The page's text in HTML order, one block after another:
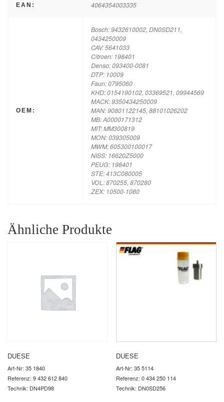
EAN: 4064354003335
OEM:
Bosch: 9432610002, DN0SD211,
0434250009
CAV: 5641033
Citroen: 198401
Denso: 093400-0081
DTP: 10009
Faun: 0795060
KHD: 0154190102, 03369521, 09944569
MACK: 9350434250009
MAN: 90801122145, 88101026202
MB: A0000171312
MIT: MM300819
MON: 039305009
MWM: 605300100017
NISS: 16620Z5000
PEUG: 198401
STE: 413C080005
VOL: 870255, 870280
ZEX: 10500-1080
Ähnliche Produkte
DUESE
Art-Nr: 35 1840
Referenz: 9 432 612 840
Technik: DN4PD98
DUESE
Art-Nr: 35 5114
Referenz: 0 434 250 114
Technik: DN0SD256